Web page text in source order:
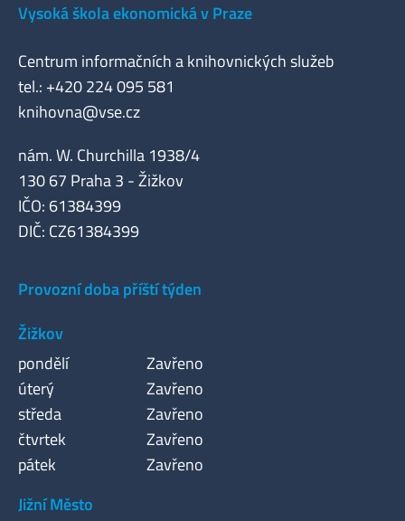
Vysoká škola ekonomická v Praze
Centrum informačních a knihovnických služeb
tel.: +420 224 095 581
knihovna@vse.cz
nám. W. Churchilla 1938/4
130 67 Praha 3 - Žižkov
IČO: 61384399
DIČ: CZ61384399
Provozní doba příští týden
Žižkov
pondělí
Zavřeno
úterý
Zavřeno
středa
Zavřeno
čtvrtek
Zavřeno
pátek
Zavřeno
Jižní Město